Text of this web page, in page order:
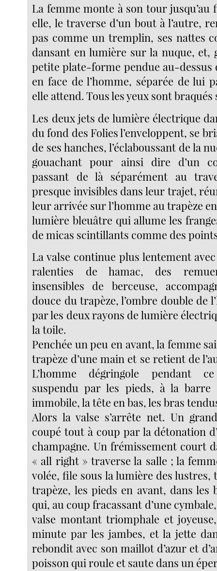
La femme monte à son tour jusqu’au
elle, le traverse d’un bout à l’autre,
pas comme un tremplin, ses nattes
dansant en lumière sur la nuque, et,
petite plate-forme pendue au-dessus
en face de l’homme, séparée de lui
elle attend. Tous les yeux sont
Les deux jets de lumière électrique
du fond des Folies l’enveloppent, se
de ses hanches, l’éclaboussant de la
gouachant pour ainsi dire d’un
passant de là séparément au
presque invisibles dans leur trajet,
leur arrivée sur l’homme au trapèze
lumière bleuâtre qui allume les
de micas scintillants comme des
La valse continue plus lentement
ralenties de hamac, des
insensibles de berceuse,
douce du trapèze, l’ombre double de
par les deux rayons de lumière
la toile.
Penchée un peu en avant, la femme
trapèze d’une main et se retient de
L’homme dégringole pendant
suspendu par les pieds, à la barre
immobile, la tête en bas, les bras
Alors la valse s’arrête net. Un
coupé tout à coup par la détonation
champagne. Un frémissement court
« all right » traverse la salle ; la
volée, file sous la lumière des lustres,
trapèze, les pieds en avant, dans les
qui, au coup fracassant d’une
valse montant triomphale et
minute par les jambes, et la jette
rebondit avec son maillot d’azur et
poisson qui roule et saute dans un